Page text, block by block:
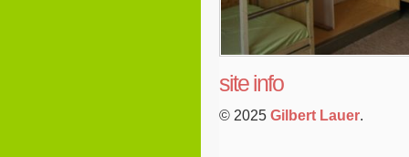
site info
© 2025 Gilbert Lauer.